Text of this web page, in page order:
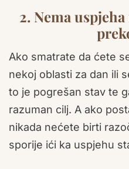
2. Nema
Ako smatrate da ćete
nekoj oblasti za dan ili
to je pogrešan stav te
razuman cilj. A ako
nikada nećete birti
sporije ići ka uspjehu